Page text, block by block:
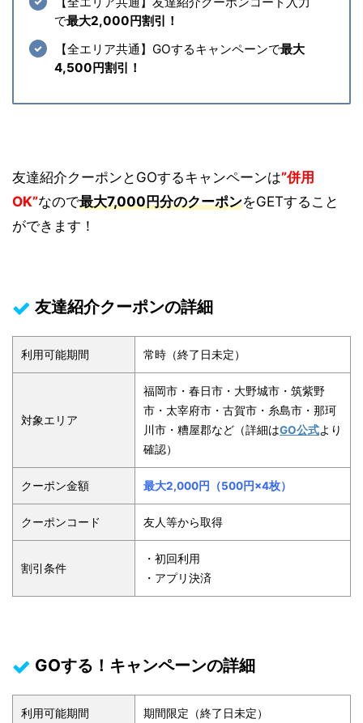
で最大2,000円割引！
【全エリア共通】GOするキャンペーンで最大
4,500円割引！
友達紹介クーポンとGOするキャンペーンは”併用
OK”なので最大7,000円分のクーポンをGETすること
ができます！
友達紹介クーポンの詳細
利用可能期間 常時（終了日未定）
対象エリア
福岡市・春日市・大野城市・筑紫野
市・太宰府市・古賀市・糸島市・那珂
川市・糟屋郡など（詳細はGO公式より
確認）
クーポン金額 最大2,000円（500円×4枚）
クーポンコード 友人等から取得
割引条件
・初回利用
・アプリ決済
GOする！キャンペーンの詳細
利用可能期間 期間限定（終了日未定）